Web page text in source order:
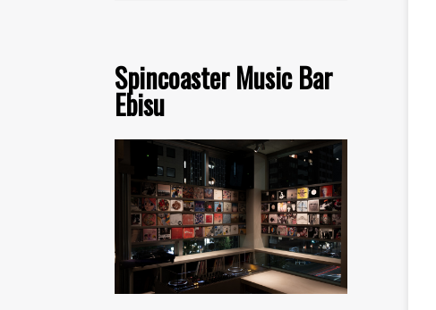
Spincoaster Music Bar
Ebisu